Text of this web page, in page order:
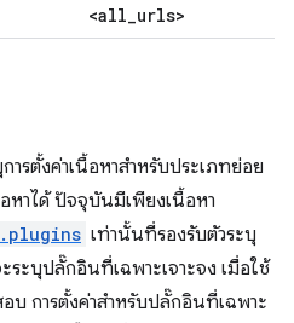
<all_urls>
รตั้งค่าเนื้อหาสำหรับประเภทย่อย
หาได้ ปัจจุบันมีเพียงเนื้อหา
เท่านั้นที่รองรับตัวระบุ
ระบุปลั๊กอินที่เฉพาะเจาะจง เมื่อใช้
บ การตั้งค่าสำหรับปลั๊กอินที่เฉพาะ